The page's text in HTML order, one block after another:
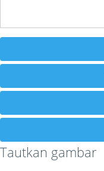
Tautkan gambar